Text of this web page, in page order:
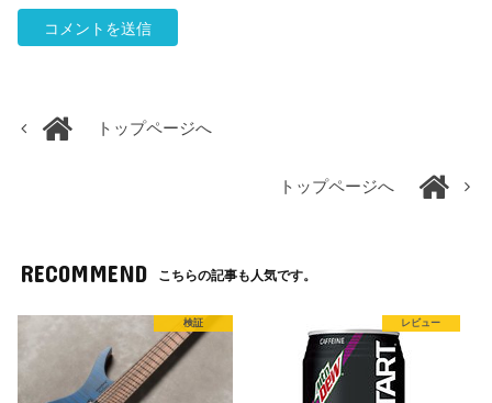
トップページへ
トップページへ
RECOMMEND こちらの記事も人気です。
検証 レビュー